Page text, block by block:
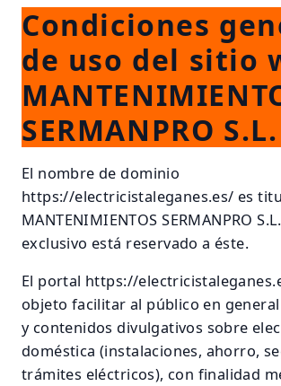
Condiciones
de uso del sitio
SERMANPRO S.L.
El nombre de dominio
https://electricistaleganes.es/ es
MANTENIMIENTOS SERMANPRO
exclusivo está reservado a éste.
El portal https://
objeto facilitar al público en
y contenidos divulgativos sobre
doméstica (instalaciones, ahorro,
trámites eléctricos), con finalidad